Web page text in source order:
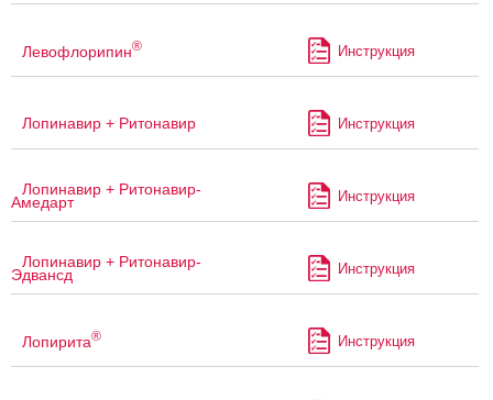
Левофлорипин® Инструкция
Лопинавир + Ритонавир Инструкция
Лопинавир + Ритонавир-
Амедарт Инструкция
Лопинавир + Ритонавир-
Эдвансд Инструкция
Лопирита® Инструкция